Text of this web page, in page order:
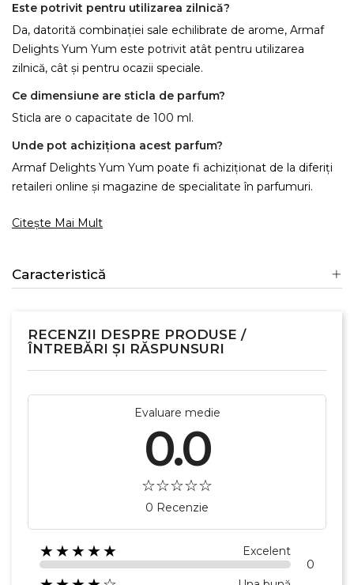
Este potrivit pentru utilizarea zilnică?
Da, datorită combinației sale echilibrate de arome, Armaf
Delights Yum Yum este potrivit atât pentru utilizarea
zilnică, cât și pentru ocazii speciale.
Ce dimensiune are sticla de parfum?
Sticla are o capacitate de 100 ml.
Unde pot achiziționa acest parfum?
Armaf Delights Yum Yum poate fi achiziționat de la diferiți
retaileri online și magazine de specialitate în parfumuri.
Citește Mai Mult
Caracteristică
RECENZII DESPRE PRODUSE /
ÎNTREBĂRI ȘI RĂSPUNSURI
Evaluare medie
0.0
0 Recenzie
★★★★★ Excelent
0